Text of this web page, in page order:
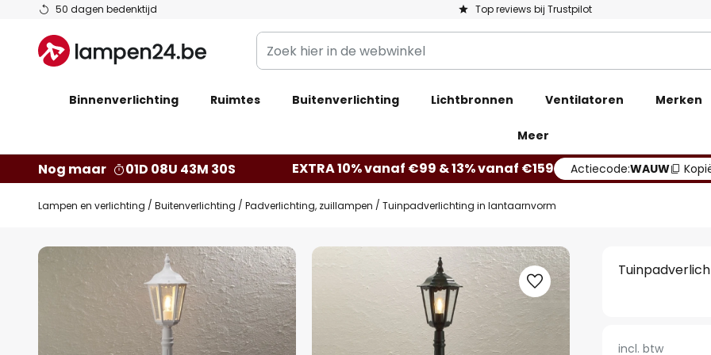
50 dagen bedenktijd Top reviews bij Trustpilot
Ga
de
inhoud
Zoek
hier
de
Binnenverlichting Ruimtes Buitenverlichting Lichtbronnen Ventilatoren Merken
Meer
Nog maar 01D 08U 43M 30S EXTRA 10% vanaf €99 & 13% vanaf €159 Actiecode:WAUW
Lampen en verlichting Buitenverlichting Padverlichting, zuillampen Tuinpadverlichting in lantaarnvorm
Ga
incl. btw